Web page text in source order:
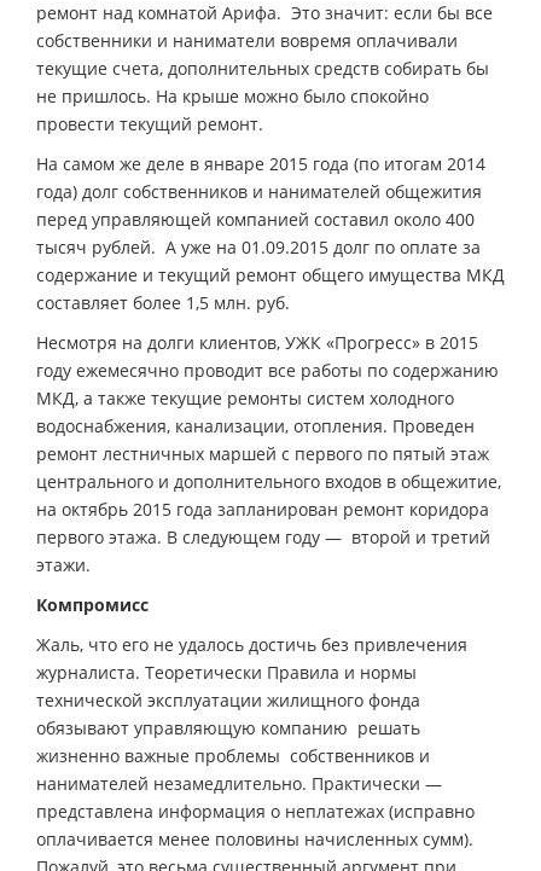
ремонт над комнатой Арифа. Это значит: если бы все
собственники и наниматели вовремя оплачивали
текущие счета, дополнительных средств собирать бы
не пришлось. На крыше можно было спокойно
провести текущий ремонт.
На самом же деле в январе 2015 года (по итогам 2014
года) долг собственников и нанимателей общежития
перед управляющей компанией составил около 400
тысяч рублей. А уже на 01.09.2015 долг по оплате за
содержание и текущий ремонт общего имущества МКД
составляет более 1,5 млн. руб.
Несмотря на долги клиентов, УЖК «Прогресс» в 2015
году ежемесячно проводит все работы по содержанию
МКД, а также текущие ремонты систем холодного
водоснабжения, канализации, отопления. Проведен
ремонт лестничных маршей с первого по пятый этаж
центрального и дополнительного входов в общежитие,
на октябрь 2015 года запланирован ремонт коридора
первого этажа. В следующем году — второй и третий
этажи.
Компромисс
Жаль, что его не удалось достичь без привлечения
журналиста. Теоретически Правила и нормы
технической эксплуатации жилищного фонда
обязывают управляющую компанию решать
жизненно важные проблемы собственников и
нанимателей незамедлительно. Практически —
представлена информация о неплатежах (исправно
оплачивается менее половины начисленных сумм).